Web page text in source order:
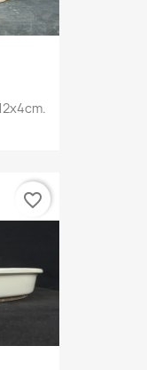
favorite_border